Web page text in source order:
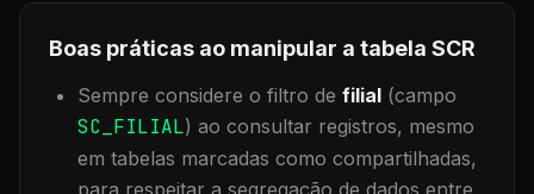
Boas práticas ao manipular a tabela SCR
Sempre considere o filtro de filial (campo
SC_FILIAL) ao consultar registros, mesmo
em tabelas marcadas como compartilhadas,
para respeitar a segregação de dados entre